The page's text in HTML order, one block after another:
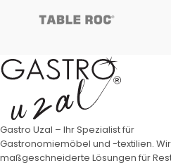
Gastro Uzal – Ihr Spezialist für
Gastronomiemöbel und -textilien.
maßgeschneiderte Lösungen für